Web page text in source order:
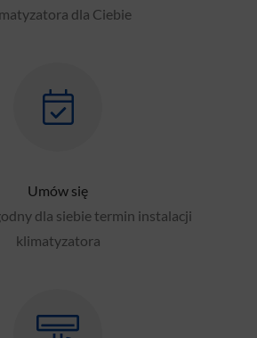
dla Ciebie
Umów się
dla siebie termin instalacji
klimatyzatora